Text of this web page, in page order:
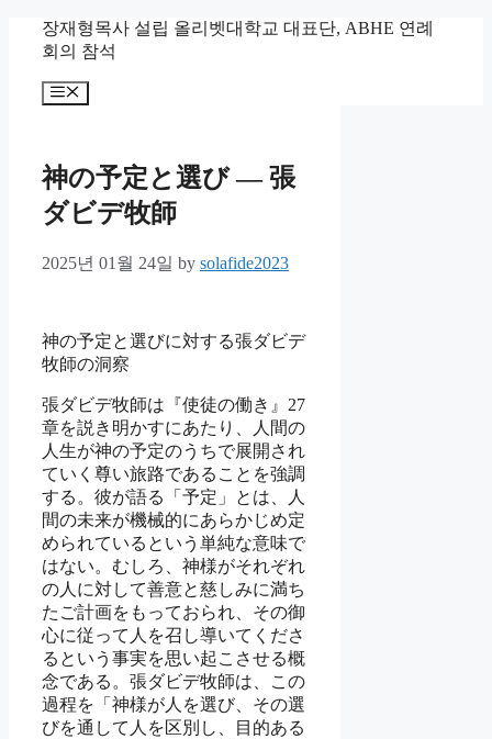
content
장재형목사 설립 올리벳대학교 대표단, ABHE 연례
회의 참석
Menu
神の予定と選び ― 張
ダビデ牧師
2025년 01월 24일 by solafide2023
神の予定と選びに対する張ダビデ
牧師の洞察
張ダビデ牧師は『使徒の働き』27
章を説き明かすにあたり、人間の
人生が神の予定のうちで展開され
ていく尊い旅路であることを強調
する。彼が語る「予定」とは、人
間の未来が機械的にあらかじめ定
められているという単純な意味で
はない。むしろ、神様がそれぞれ
の人に対して善意と慈しみに満ち
たご計画をもっておられ、その御
心に従って人を召し導いてくださ
るという事実を思い起こさせる概
念である。張ダビデ牧師は、この
過程を「神様が人を選び、その選
びを通して人を区別し、目的ある